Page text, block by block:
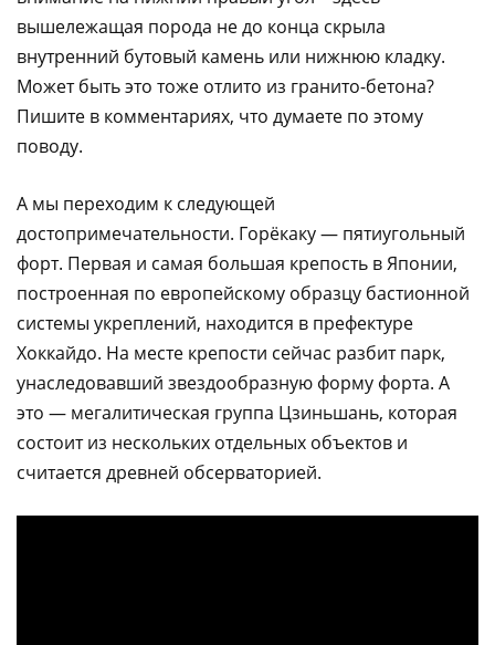
вышележащая порода не до конца скрыла
внутренний бутовый камень или нижнюю кладку.
Может быть это тоже отлито из гранито-бетона?
Пишите в комментариях, что думаете по этому
поводу.
А мы переходим к следующей
достопримечательности. Горёкаку — пятиугольный
форт. Первая и самая большая крепость в Японии,
построенная по европейскому образцу бастионной
системы укреплений, находится в префектуре
Хоккайдо. На месте крепости сейчас разбит парк,
унаследовавший звездообразную форму форта. А
это — мегалитическая группа Цзиньшань, которая
состоит из нескольких отдельных объектов и
считается древней обсерваторией.